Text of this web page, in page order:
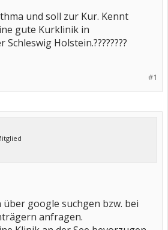
und soll zur Kur. Kennt
gute Kurklinik in
Holstein.????????
#1
über google suchgen bzw. bei
anfragen.